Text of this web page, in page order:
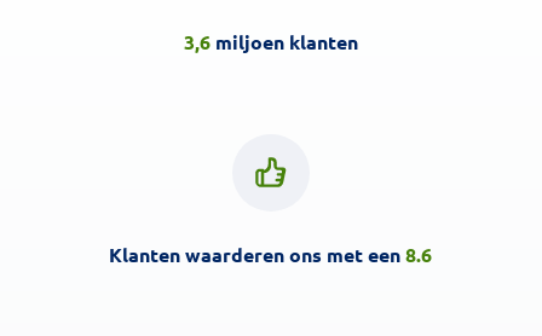
3,6miljoen klanten
Klanten waarderen ons met een8.6